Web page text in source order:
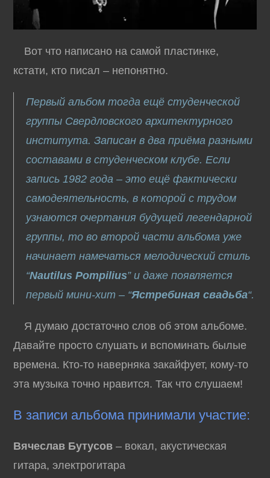
Вот что написано на самой пластинке,
кстати, кто писал – непонятно.
Первый альбом тогда ещё студенческой
группы Свердловского архитектурного
института. Записан в два приёма разными
составами в студенческом клубе. Если
запись 1982 года – это ещё фактически
самодеятельность, в которой с трудом
узнаются очертания будущей легендарной
группы, то во второй части альбома уже
начинает намечаться мелодический стиль
“Nautilus Pompilius” и даже появляется
первый мини-хит – “Ястребиная свадьба“.
Я думаю достаточно слов об этом альбоме.
Давайте просто слушать и вспоминать былые
времена. Кто-то наверняка закайфует, кому-то
эта музыка точно нравится. Так что слушаем!
В записи альбома принимали участие:
Вячеслав Бутусов – вокал, акустическая
гитара, электрогитара